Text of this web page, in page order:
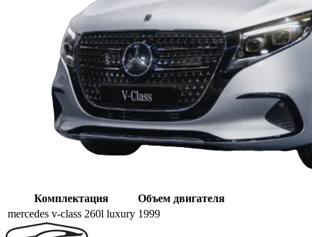
Комплектация
Объем двигателя
mercedes v-class 260l luxury 1999